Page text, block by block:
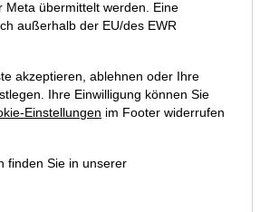
Meta übermittelt werden. Eine
außerhalb der EU/des EWR
akzeptieren, ablehnen oder Ihre
Ihre Einwilligung können Sie
Einstellungen im Footer widerrufen
finden Sie in unserer